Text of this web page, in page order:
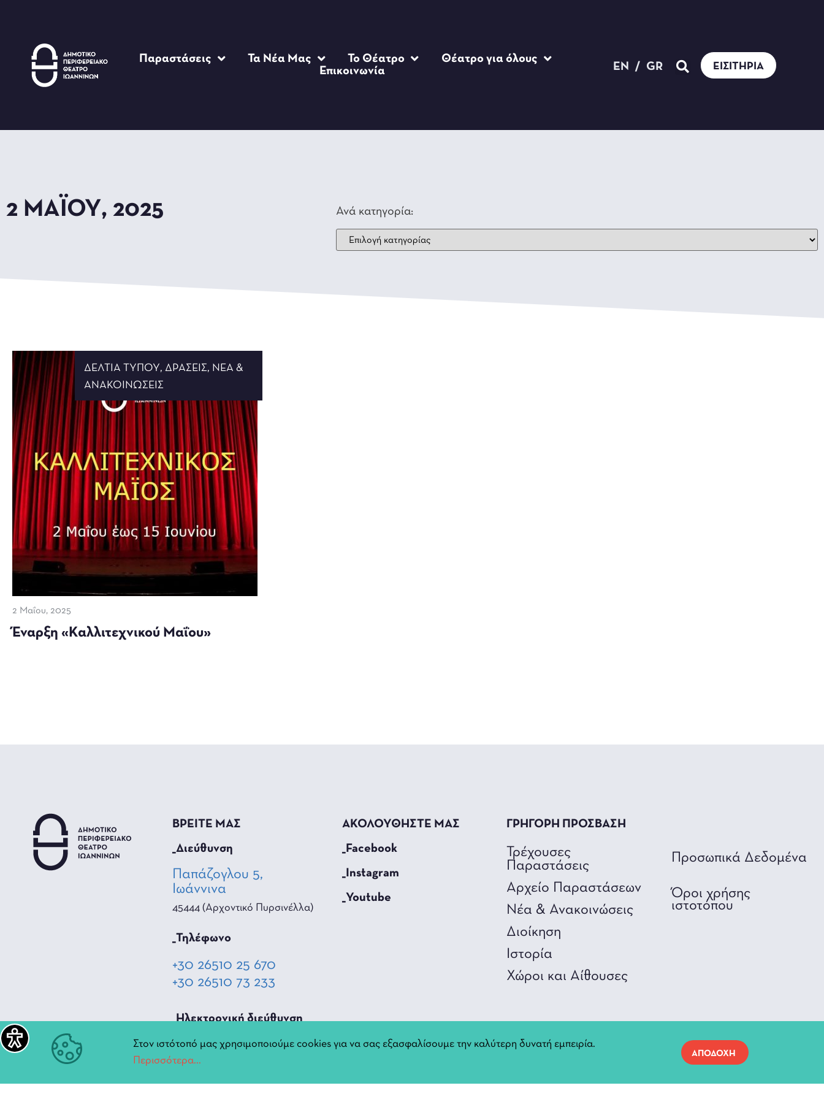
Παραστάσεις Τα Νέα Μας Το Θέατρο
Θέατρο για όλους
Επικοινωνία
EN / GR ΕΙΣΙΤΉΡΙΑ
2 ΜΑΪ́ΟΥ, 2025 Ανά κατηγορία:
ΔΕΛΤΊΑ ΤΎΠΟΥ, ΔΡΆΣΕΙΣ, ΝΈΑ &
ΑΝΑΚΟΙΝΏΣΕΙΣ
2 Μαΐου, 2025
Έναρξη «Καλλιτεχνικού Μαΐου»
ΒΡΕΙΤΕ ΜΑΣ
_Διεύθυνση
Παπάζογλου 5,
Ιωάννινα
45444 (Αρχοντικό Πυρσινέλλα)
_Τηλέφωνο
+30 26510 25 670
+30 26510 73 233
_Hλεκτρονική διεύθυνση
diperiftheat@ioannina.gr
ΑΚΟΛΟΥΘΗΣΤΕ ΜΑΣ
_Facebook
_Instagram
_Youtube
ΓΡΗΓΟΡΗ ΠΡΟΣΒΑΣΗ
Τρέχουσες
Παραστάσεις
Αρχείο Παραστάσεων
Νέα & Ανακοινώσεις
Διοίκηση
Ιστορία
Χώροι και Αίθουσες
Προσωπικά Δεδομένα
Όροι χρήσης
ιστοτόπου
Στον ιστότοπό μας χρησιμοποιούμε cookies για να σας εξασφαλίσουμε την καλύτερη δυνατή εμπειρία.
Περισσότερα...
ΑΠΟΔΟΧΗ